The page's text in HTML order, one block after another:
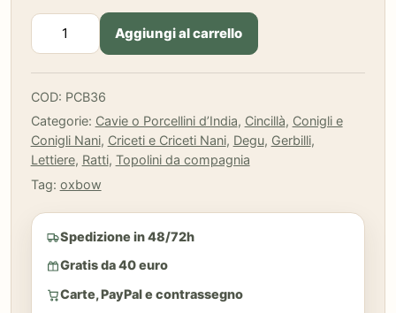
Oxbow
comfort
Oxbow
Blend
Bedding
36
quantità
Aggiungi al carrello
COD: PCB36
Categorie: Cavie o Porcellini d’India, Cincillà, Conigli e
Conigli Nani, Criceti e Criceti Nani, Degu, Gerbilli,
Lettiere, Ratti, Topolini da compagnia
Tag: oxbow
Spedizione in 48/72h
Gratis da 40 euro
Carte, PayPal e contrassegno